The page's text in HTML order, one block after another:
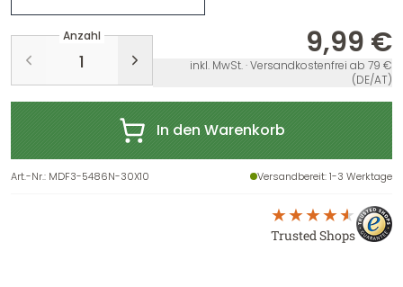
Anzahl 9,99 €
inkl. MwSt. · Versandkostenfrei ab 79 €
(DE/AT)
In den Warenkorb
Art.-Nr.: MDF3-5486N-30X10 Versandbereit: 1-3 Werktage
Trusted Shops